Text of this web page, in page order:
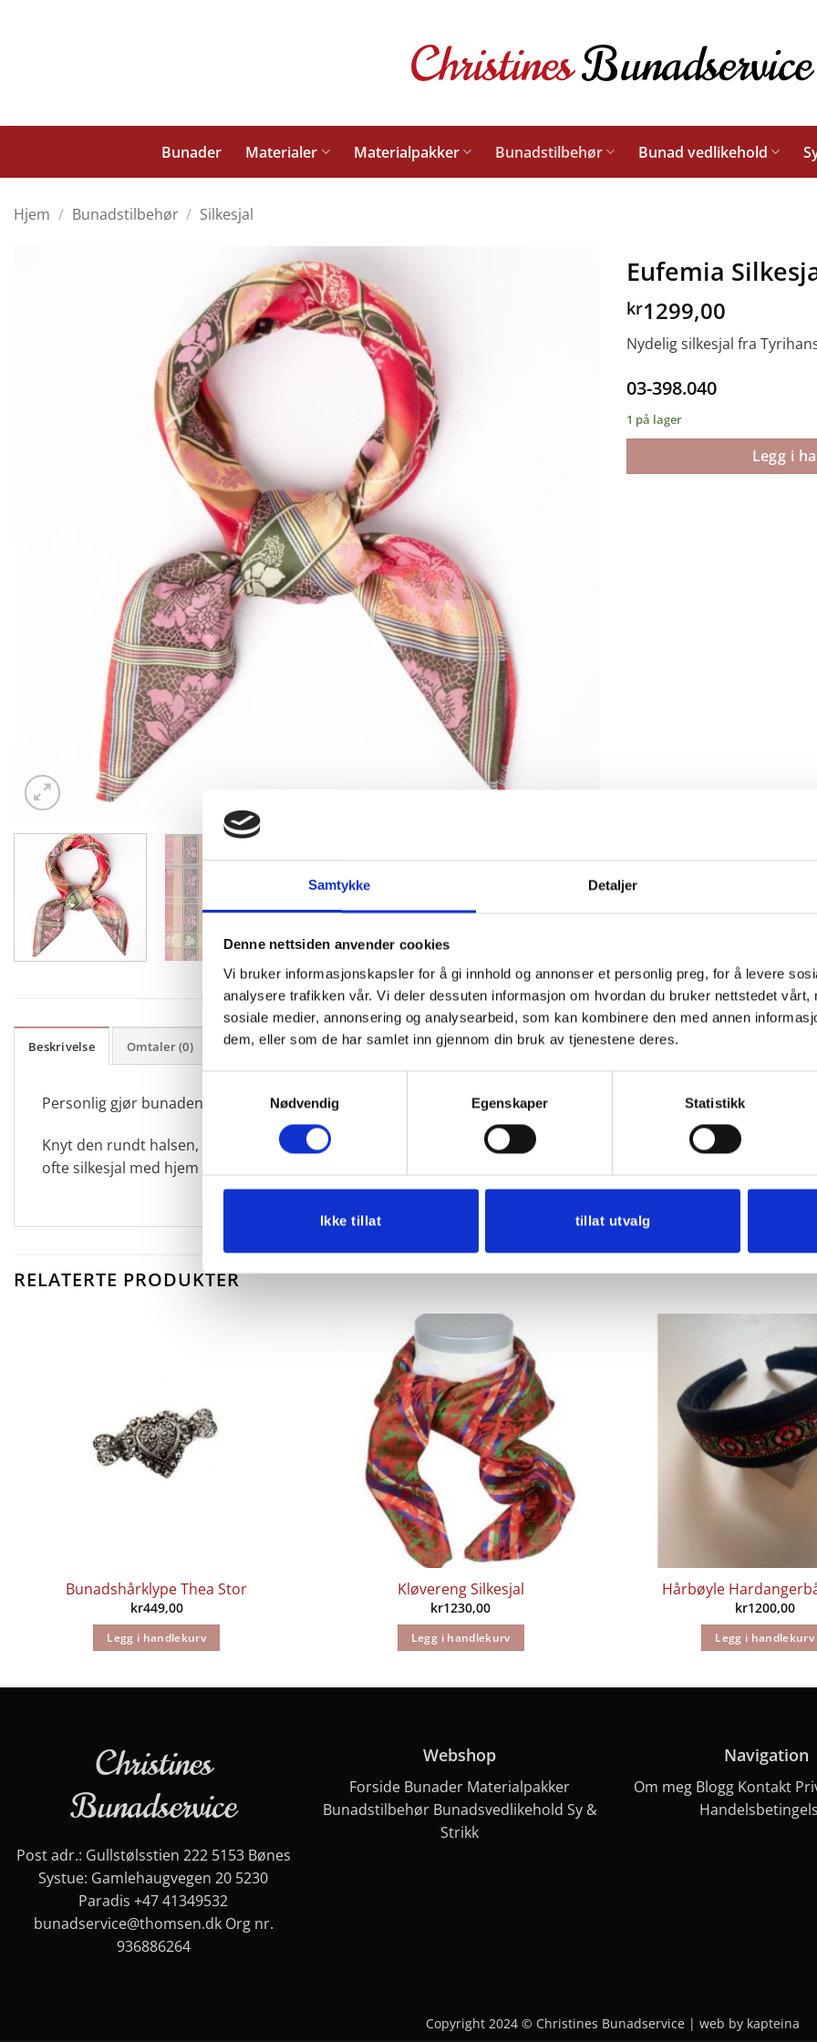
Samtykke Detaljer
Denne nettsiden anvender cookies
Vi bruker informasjonskapsler for å gi innhold og annonser et personlig preg, for å levere
analysere trafikken vår. Vi deler dessuten informasjon om hvordan du bruker nettstedet vårt,
sosiale medier, annonsering og analysearbeid, som kan kombinere den med annen
dem, eller som de har samlet inn gjennom din bruk av tjenestene deres.
Nødvendig
Egenskaper Statistikk
Ikke tillat tillat utvalg
Bunader Materialer Materialpakker Bunadstilbehør Bunad vedlikehold
Hjem / Bunadstilbehør / Silkesjal
Eufemia
kr1299,00
Nydelig silkesjal fra
03-398.040
1 på lager
Legg i
Beskrivelse Omtaler (0)
Personlig gjør bunaden/festdrakten med dette nydelige silkesjalet. Kan brukes til både dame og herrebunad.
Knyt den rundt halsen, la det henge ned under belte eller knyt det rundt håret. Silkesjal ble mye brukt til
ofte silkesjal med hjem i gave som man fiffet opp bunaden sin med.
RELATERTE PRODUKTER
Bunadshårklype Thea Stor
kr449,00
Legg i handlekurv
Kløvereng Silkesjal
kr1230,00
Legg i handlekurv
Hårbøyle
kr1200,00
Legg i handlekurv
Christines
Bunadservice
Post adr.: Gullstølsstien 222 5153 Bønes
Systue: Gamlehaugvegen 20 5230
Paradis +47 41349532
bunadservice@thomsen.dkOrg nr.
936886264
Webshop
Forside Bunader Materialpakker
Bunadstilbehør Bunadsvedlikehold Sy &
Strikk
Navigation
Om meg Blogg Kontakt
Copyright 2024 © Christines Bunadservice | web by kapteina